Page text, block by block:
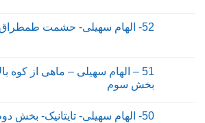
52- الهام سهیلی- حشمت طمطراق- بخش چهارم
بخش سوم
50- الهام سهیلی- تایتانیک- بخش دوم